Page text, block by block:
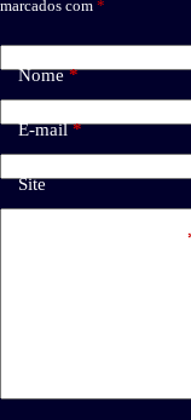
marcados com *
Nome*
E-mail*
Site